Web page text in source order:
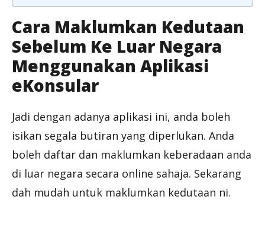
Cara Maklumkan Kedutaan
Sebelum Ke Luar Negara
Menggunakan Aplikasi
eKonsular
Jadi dengan adanya aplikasi ini, anda boleh
isikan segala butiran yang diperlukan. Anda
boleh daftar dan maklumkan keberadaan anda
di luar negara secara online sahaja. Sekarang
dah mudah untuk maklumkan kedutaan ni.